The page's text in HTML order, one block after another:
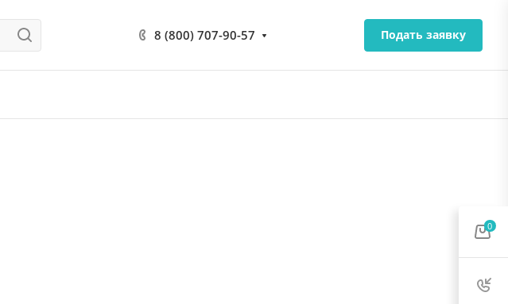
8 (800) 707-90-57 Подать заявку
0